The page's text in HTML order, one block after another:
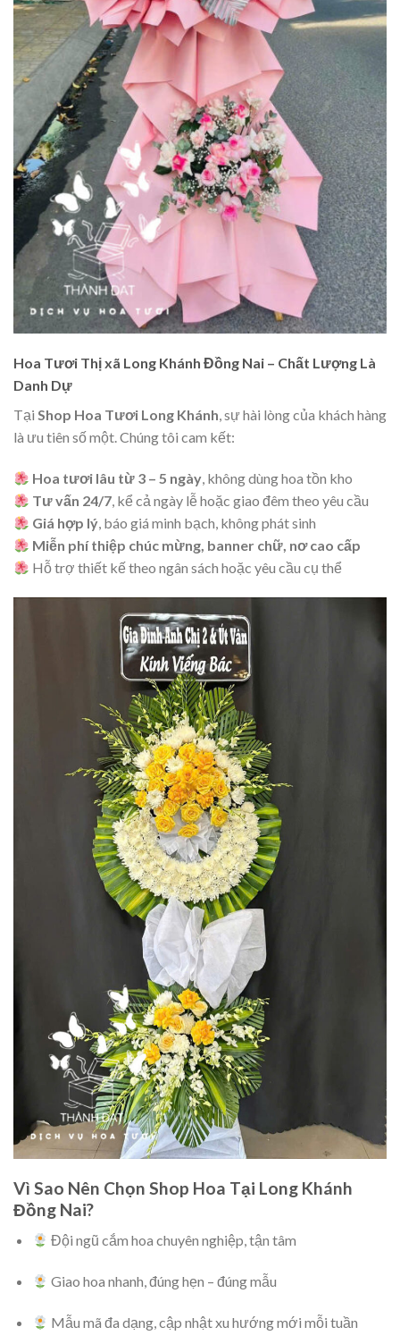
Hoa Tươi Thị xã Long Khánh Đồng Nai – Chất Lượng Là
Danh Dự
Tại Shop Hoa Tươi Long Khánh, sự hài lòng của khách hàng
là ưu tiên số một. Chúng tôi cam kết:
Hoa tươi lâu từ 3 – 5 ngày, không dùng hoa tồn kho
Tư vấn 24/7, kể cả ngày lễ hoặc giao đêm theo yêu cầu
Giá hợp lý, báo giá minh bạch, không phát sinh
Miễn phí thiệp chúc mừng, banner chữ, nơ cao cấp
Hỗ trợ thiết kế theo ngân sách hoặc yêu cầu cụ thể
Vì Sao Nên Chọn Shop Hoa Tại Long Khánh
Đồng Nai?
Đội ngũ cắm hoa chuyên nghiệp, tận tâm
Giao hoa nhanh, đúng hẹn – đúng mẫu
Mẫu mã đa dạng, cập nhật xu hướng mới mỗi tuần